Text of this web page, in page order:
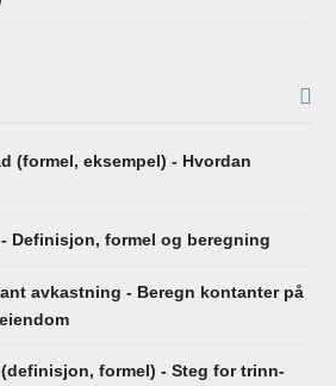
(formel, eksempel) - Hvordan
Definisjon, formel og beregning
avkastning - Beregn kontanter på
formel) - Steg for trinn-